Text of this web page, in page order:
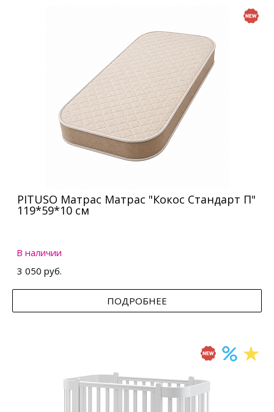
PITUSO Матрас Матрас "Кокос Стандарт П"
119*59*10 см
В наличии
3 050 руб.
ПОДРОБНЕЕ